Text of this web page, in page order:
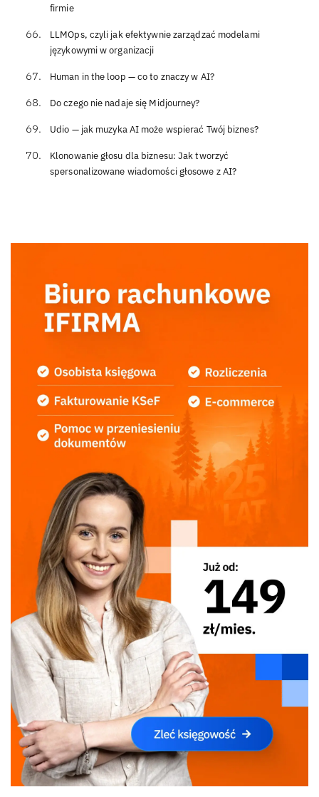
firmie
LLMOps, czyli jak efektywnie zarządzać modelami
językowymi w organizacji
Human in the loop — co to znaczy w AI?
Do czego nie nadaje się Midjourney?
Udio — jak muzyka AI może wspierać Twój biznes?
Klonowanie głosu dla biznesu: Jak tworzyć
spersonalizowane wiadomości głosowe z AI?